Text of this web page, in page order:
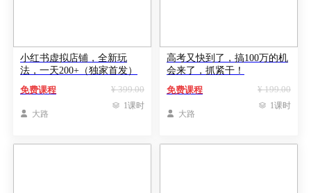
小红书虚拟店铺，全新玩
法，一天200+（独家首发）
¥ 399.00
免费课程
 大路
 1课时
高考又快到了，搞100万的机
会来了，抓紧干！
¥ 199.00
免费课程
 大路
 1课时